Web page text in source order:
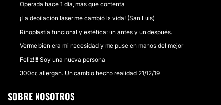
Operada hace 1 día, más que contenta
¡La depilación láser me cambió la vida! (San Luis)
Rinoplastía funcional y estética: un antes y un después.
Verme bien era mi necesidad y me puse en manos del mejor
Feliz!!!! Soy una nueva persona
300cc allergan. Un cambio hecho realidad 21/12/19
SOBRE NOSOTROS